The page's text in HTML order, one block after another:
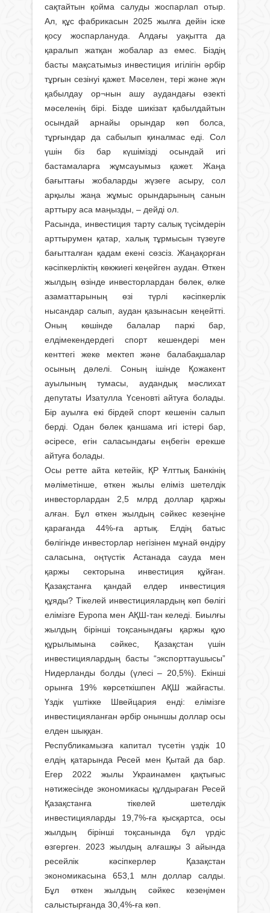
сақтайтын қойма салуды жоспарлап отыр.
Ал, құс фабрикасын 2025 жылға дейін іске
қосу жоспарлануда. Алдағы уақытта да
қаралып жатқан жобалар аз емес. Біздің
басты мақсатымыз инвестиция игілігін әрбір
тұрғын сезінуі қажет. Мәселен, тері және жүн
қабылдау ор¬нын ашу аудандағы өзекті
мәселенің бірі. Бізде шикізат қабылдайтын
осындай арнайы орындар көп болса,
тұрғындар да сабылып қиналмас еді. Сол
үшін біз бар күшімізді осындай игі
бастамаларға жұмсауымыз қажет. Жаңа
бағыттағы жобаларды жүзеге асыру, сол
арқылы жаңа жұмыс орындарының санын
арттыру аса маңызды, – дейді ол.
Расында, инвестиция тарту салық түсімдерін
арттырумен қатар, халық тұрмысын түзеуге
бағытталған қадам екені сөзсіз. Жаңақорған
кәсіпкерліктің көкжиегі кеңейген аудан. Өткен
жылдың өзінде инвесторлардан бөлек, өлке
азаматтарының өзі түрлі кәсіпкерлік
нысандар салып, аудан қазынасын кеңейтті.
Оның көшінде балалар паркі бар,
елдімекендердегі спорт кешендері мен
кенттегі жеке мектеп және балабақшалар
осының дәлелі. Соның ішінде Қожакент
ауылының тумасы, аудандық мәслихат
депутаты Изатулла Үсеновті айтуға болады.
Бір ауылға екі бірдей спорт кешенін салып
берді. Одан бөлек қаншама игі істері бар,
әсіресе, егін саласындағы еңбегін ерекше
айтуға болады.
Осы ретте айта кетейік, ҚР Ұлттық Банкінің
мәліметінше, өткен жылы еліміз шетелдік
инвесторлардан 2,5 млрд доллар қаржы
алған. Бұл өткен жылдың сәйкес кезеңіне
қарағанда 44%-ға артық. Елдің батыс
бөлігінде инвесторлар негізінен мұнай өндіру
саласына, оңтүстік Астанада сауда мен
қаржы секторына инвестиция құйған.
Қазақстанға қандай елдер инвестиция
құяды? Тікелей инвестициялардың көп бөлігі
елімізге Еуропа мен АҚШ-тан келеді. Биылғы
жылдың бірінші тоқсанындағы қаржы құю
құрылымына сәйкес, Қазақстан үшін
инвестициялардың басты “экспорттаушысы”
Нидерланды болды (үлесі – 20,5%). Екінші
орынға 19% көрсеткішпен АҚШ жайғасты.
Үздік үштікке Швейцария енді: елімізге
инвестицияланған әрбір оныншы доллар осы
елден шыққан.
Республикамызға капитал түсетін үздік 10
елдің қатарында Ресей мен Қытай да бар.
Егер 2022 жылы Украинамен қақтығыс
нәтижесінде экономикасы құлдыраған Ресей
Қазақстанға тікелей шетелдік
инвестицияларды 19,7%-ға қысқартса, осы
жылдың бірінші тоқсанында бұл үрдіс
өзгерген. 2023 жылдың алғашқы 3 айында
ресейлік кәсіпкерлер Қазақстан
экономикасына 653,1 млн доллар салды.
Бұл өткен жылдың сәйкес кезеңімен
салыстырғанда 30,4%-ға көп.